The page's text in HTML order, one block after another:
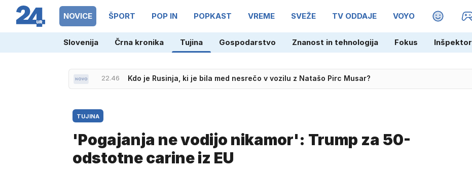
NOVICE ŠPORT POP IN POPKAST VREME SVEŽE TV ODDAJE VOYO MAGAZIN
Slovenija Črna kronika Tujina Gospodarstvo Znanost in tehnologija Fokus Inšpektor
22.46 Kdo je Rusinja, ki je bila med nesrečo v vozilu z Natašo Pirc Musar?
TUJINA
'Pogajanja ne vodijo nikamor': Trump za 50-
odstotne carine iz EU